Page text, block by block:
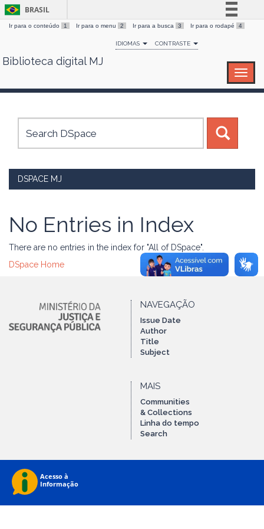
Skip
BRASIL
Simplifique!
Comunica BR
Canais
Ir para o conteúdo 1 Ir para o menu 2 Ir para a busca 3 Ir para o rodapé 4
IDIOMAS CONTRASTE
Biblioteca digital MJ
DSPACE MJ
No Entries in Index
There are no entries in the index for "All of DSpace".
DSpace Home
NAVEGAÇÃO
Issue Date
Author
Title
Subject
MAIS
Communities
& Collections
Linha do tempo
Search